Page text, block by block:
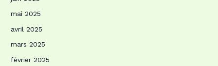
mai 2025
avril 2025
mars 2025
février 2025